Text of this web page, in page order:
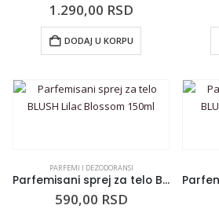
1.290,00 RSD
DODAJ U KORPU
PARFEMI I DEZODORANSI
Parfemisani sprej za telo BLUSH Lilac Blossom 150ml
590,00 RSD